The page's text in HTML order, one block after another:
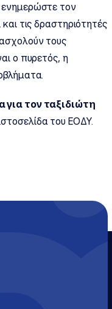
τον
τις δραστηριότητές
τους
ο πυρετός, η
για τον ταξιδιώτη
του ΕΟΔΥ.